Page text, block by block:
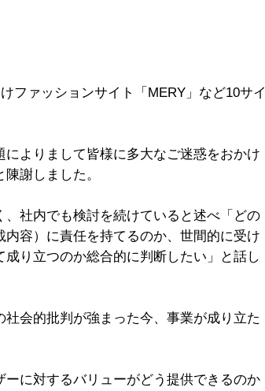
ファッションサイト「MERY」など10サイ
よりまして皆様に多大なご迷惑をおかけ
謝しました。
社内でも検討を続けていると述べ「どの
容）に責任を持てるのか、世間的に受け
り立つのか総合的に判断したい」と話し
会的批判が強まった今、事業が成り立た
に対するバリューがどう提供できるのか